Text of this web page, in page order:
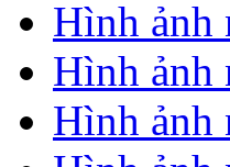
Hình ảnh
Hình ảnh
Hình ảnh